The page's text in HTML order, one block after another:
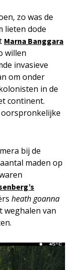
zo was de
lieten dode
Marna Banggara
willen
invasieve
om onder
in de
continent.
oorspronkelijke
bij de
maden op
heath goanna
weghalen van